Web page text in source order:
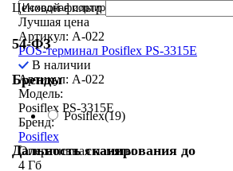
Ценовой фильтр
54-ФЗ
Бренды
Posiflex(19)
Дальность сканирования до
Лучшая цена
Артикул: A-022
POS-терминал Posiflex PS-3315E
В наличии
Артикул: A-022
Модель:
Posiflex PS-3315E
Бренд:
Posiflex
Оперативная память:
4 Гб